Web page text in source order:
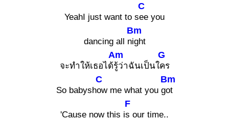
YeahI just want to s
C
ee you
dancing all n
Bm
ight
จะทำให้เธอได้
Am
รู้ว่าฉันเป็นใ
G
คร
So babysh
C
ow me what you g
Bm
ot
'Cause now this i
F
s our time..